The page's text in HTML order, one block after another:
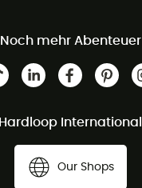
Noch mehr Abenteuer
Hardloop International
Our Shops